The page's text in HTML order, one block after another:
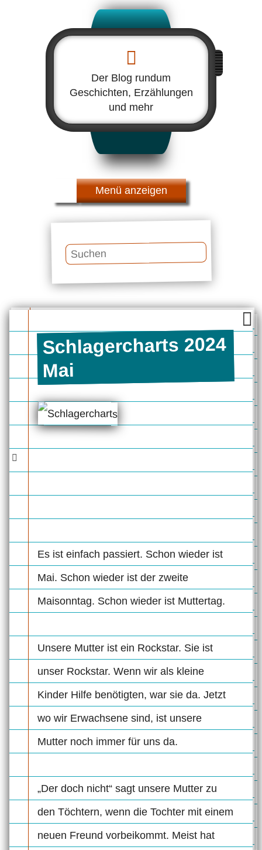
Der Blog rundum
Geschichten, Erzählungen
und mehr
Menü
Schlagercharts 2024
Mai
Es ist einfach passiert. Schon wieder ist
Mai. Schon wieder ist der zweite
Maisonntag. Schon wieder ist Muttertag.
Unsere Mutter ist ein Rockstar. Sie ist
unser Rockstar. Wenn wir als kleine
Kinder Hilfe benötigten, war sie da. Jetzt
wo wir Erwachsene sind, ist unsere
Mutter noch immer für uns da.
„Der doch nicht“ sagt unsere Mutter zu
den Töchtern, wenn die Tochter mit einem
neuen Freund vorbeikommt. Meist hat